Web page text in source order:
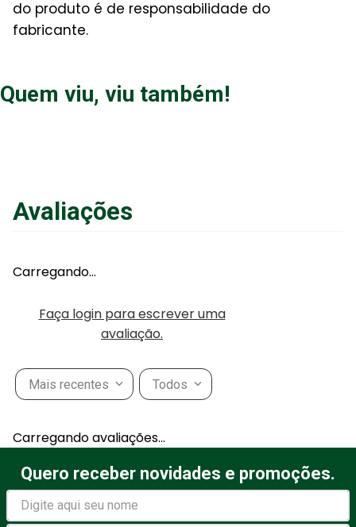
do produto é de responsabilidade do
fabricante.
Quem viu, viu também!
Avaliações
Carregando…
Faça login para escrever uma
avaliação.
Mais recentes Todos
Carregando avaliações…
Quero receber novidades e promoções.